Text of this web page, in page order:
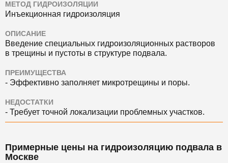
МЕТОД ГИДРОИЗОЛЯЦИИ
Инъекционная гидроизоляция
ОПИСАНИЕ
Введение специальных гидроизоляционных растворов
в трещины и пустоты в структуре подвала.
ПРЕИМУЩЕСТВА
- Эффективно заполняет микротрещины и поры.
НЕДОСТАТКИ
- Требует точной локализации проблемных участков.
Примерные цены на гидроизоляцию подвала в
Москве